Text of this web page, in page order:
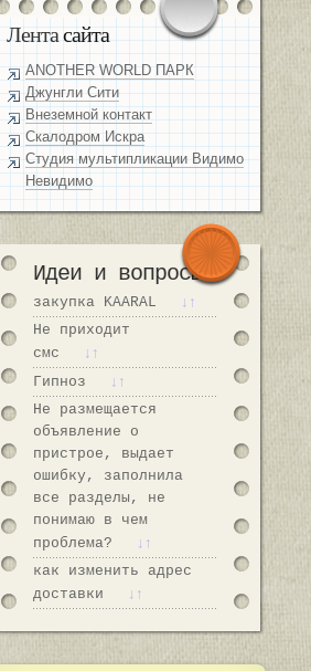
Лентасайта
ANOTHER WORLD ПАРК
Джунгли Сити
Внеземной контакт
Скалодром Искра
Студия мультипликации Видимо
Невидимо
Идеи и вопросы
закупка KAARAL
↓↑
Не приходит
смс
↓↑
Гипноз
↓↑
Не размещается
объявление о
пристрое, выдает
ошибку, заполнила
все разделы, не
понимаю в чем
проблема?
↓↑
как изменить адрес
доставки
↓↑